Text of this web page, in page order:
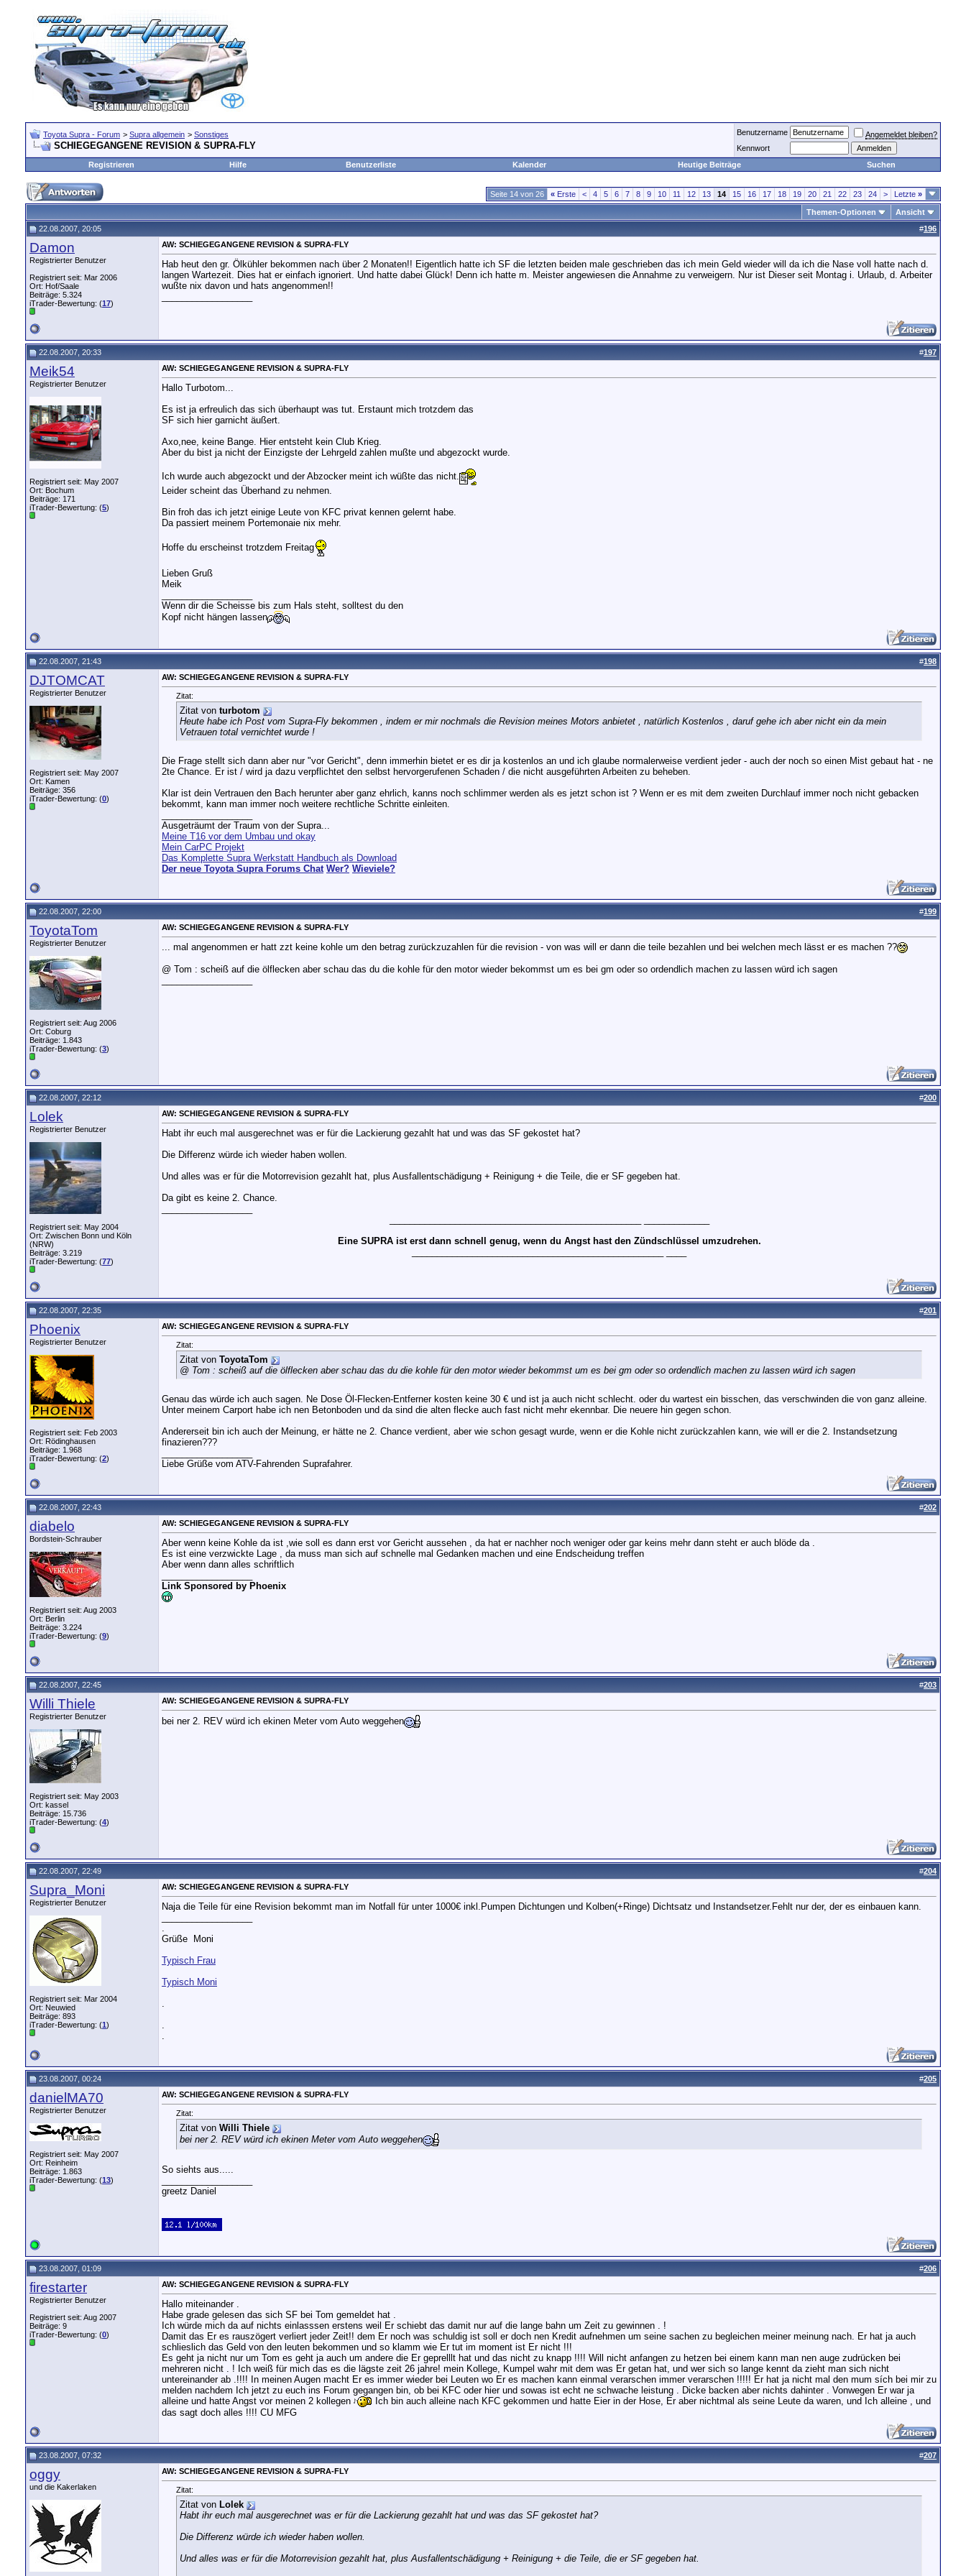
Toyota Supra - Forum > Supra allgemein > Sonstiges
SCHIEGEGANGENE REVISION & SUPRA-FLY
Benutzername
Angemeldet bleiben?
Kennwort
Registrieren
Hilfe Benutzerliste Kalender Heutige Beiträge Suchen
Seite 14 von 26 « Erste < 4 5 6 7 8 9 10 11 12 13 14 15 16 17 18 19 20 21 22 23 24 > Letzte »
Themen-Optionen
Ansicht
22.08.2007, 20:05
#196
Damon
Registrierter Benutzer
Registriert seit: Mar 2006
Ort: Hof/Saale
Beiträge: 5.324
iTrader-Bewertung: (17)
AW: SCHIEGEGANGENE REVISION & SUPRA-FLY
Hab heut den gr. Ölkühler bekommen nach über 2 Monaten!! Eigentlich hatte ich SF die letzten beiden male geschrieben das ich mein Geld wieder will da ich die Nase voll hatte nach d.
langen Wartezeit. Dies hat er einfach ignoriert. Und hatte dabei Glück! Denn ich hatte m. Meister angewiesen die Annahme zu verweigern. Nur ist Dieser seit Montag i. Urlaub, d. Arbeiter
wußte nix davon und hats angenommen!!
22.08.2007, 20:33 #197
Meik54
Registrierter Benutzer
Registriert seit: May 2007
Ort: Bochum
Beiträge: 171
iTrader-Bewertung: (5)
AW: SCHIEGEGANGENE REVISION & SUPRA-FLY
Hallo Turbotom...
Es ist ja erfreulich das sich überhaupt was tut. Erstaunt mich trotzdem das
SF sich hier garnicht äußert.
Axo,nee, keine Bange. Hier entsteht kein Club Krieg.
Aber du bist ja nicht der Einzigste der Lehrgeld zahlen mußte und abgezockt wurde.
Ich wurde auch abgezockt und der Abzocker meint ich wüßte das nicht.
Leider scheint das Überhand zu nehmen.
Bin froh das ich jetzt einige Leute von KFC privat kennen gelernt habe.
Da passiert meinem Portemonaie nix mehr.
Hoffe du erscheinst trotzdem Freitag
Lieben Gruß
Meik
Wenn dir die Scheisse bis zum Hals steht, solltest du den
Kopf nicht hängen lassen
22.08.2007, 21:43 #198
DJTOMCAT
Registrierter Benutzer
Registriert seit: May 2007
Ort: Kamen
Beiträge: 356
iTrader-Bewertung: (0)
AW: SCHIEGEGANGENE REVISION & SUPRA-FLY
Zitat:
Zitat von turbotom
Heute habe ich Post vom Supra-Fly bekommen , indem er mir nochmals die Revision meines Motors anbietet , natürlich Kostenlos , daruf gehe ich aber nicht ein da mein
Vetrauen total vernichtet wurde !
Die Frage stellt sich dann aber nur "vor Gericht", denn immerhin bietet er es dir ja kostenlos an und ich glaube normalerweise verdient jeder - auch der noch so einen Mist gebaut hat - ne
2te Chance. Er ist / wird ja dazu verpflichtet den selbst hervorgerufenen Schaden / die nicht ausgeführten Arbeiten zu beheben.
Klar ist dein Vertrauen den Bach herunter aber ganz ehrlich, kanns noch schlimmer werden als es jetzt schon ist ? Wenn er es mit dem zweiten Durchlauf immer noch nicht gebacken
bekommt, kann man immer noch weitere rechtliche Schritte einleiten.
Ausgeträumt der Traum von der Supra...
Meine T16 vor dem Umbau und okay
Mein CarPC Projekt
Das Komplette Supra Werkstatt Handbuch als Download
Der neue Toyota Supra Forums Chat Wer? Wieviele?
22.08.2007, 22:00 #199
ToyotaTom
Registrierter Benutzer
Registriert seit: Aug 2006
Ort: Coburg
Beiträge: 1.843
iTrader-Bewertung: (3)
AW: SCHIEGEGANGENE REVISION & SUPRA-FLY
... mal angenommen er hatt zzt keine kohle um den betrag zurückzuzahlen für die revision - von was will er dann die teile bezahlen und bei welchen mech lässt er es machen ??
@ Tom : scheiß auf die ölflecken aber schau das du die kohle für den motor wieder bekommst um es bei gm oder so ordendlich machen zu lassen würd ich sagen
22.08.2007, 22:12 #200
Lolek
Registrierter Benutzer
Registriert seit: May 2004
Ort: Zwischen Bonn und Köln
(NRW)
Beiträge: 3.219
iTrader-Bewertung: (77)
AW: SCHIEGEGANGENE REVISION & SUPRA-FLY
Habt ihr euch mal ausgerechnet was er für die Lackierung gezahlt hat und was das SF gekostet hat?
Die Differenz würde ich wieder haben wollen.
Und alles was er für die Motorrevision gezahlt hat, plus Ausfallentschädigung + Reinigung + die Teile, die er SF gegeben hat.
Da gibt es keine 2. Chance.
Eine SUPRA ist erst dann schnell genug, wenn du Angst hast den Zündschlüssel umzudrehen.
22.08.2007, 22:35 #201
Phoenix
Registrierter Benutzer
Registriert seit: Feb 2003
Ort: Rödinghausen
Beiträge: 1.968
iTrader-Bewertung: (2)
AW: SCHIEGEGANGENE REVISION & SUPRA-FLY
Zitat:
Zitat von ToyotaTom
@ Tom : scheiß auf die ölflecken aber schau das du die kohle für den motor wieder bekommst um es bei gm oder so ordendlich machen zu lassen würd ich sagen
Genau das würde ich auch sagen. Ne Dose Öl-Flecken-Entferner kosten keine 30 € und ist ja auch nicht schlecht. oder du wartest ein bisschen, das verschwinden die von ganz alleine.
Unter meinem Carport habe ich nen Betonboden und da sind die alten flecke auch fast nicht mehr ekennbar. Die neuere hin gegen schon.
Andererseit bin ich auch der Meinung, er hätte ne 2. Chance verdient, aber wie schon gesagt wurde, wenn er die Kohle nicht zurückzahlen kann, wie will er die 2. Instandsetzung
finazieren???
Liebe Grüße vom ATV-Fahrenden Suprafahrer.
22.08.2007, 22:43 #202
diabelo
Bordstein-Schrauber
Registriert seit: Aug 2003
Ort: Berlin
Beiträge: 3.224
iTrader-Bewertung: (9)
AW: SCHIEGEGANGENE REVISION & SUPRA-FLY
Aber wenn keine Kohle da ist ,wie soll es dann erst vor Gericht aussehen , da hat er nachher noch weniger oder gar keins mehr dann steht er auch blöde da .
Es ist eine verzwickte Lage , da muss man sich auf schnelle mal Gedanken machen und eine Endscheidung treffen
Aber wenn dann alles schriftlich
Link Sponsored by Phoenix
22.08.2007, 22:45 #203
Willi Thiele
Registrierter Benutzer
Registriert seit: May 2003
Ort: kassel
Beiträge: 15.736
iTrader-Bewertung: (4)
AW: SCHIEGEGANGENE REVISION & SUPRA-FLY
bei ner 2. REV würd ich ekinen Meter vom Auto weggehen
22.08.2007, 22:49 #204
Supra_Moni
Registrierter Benutzer
Registriert seit: Mar 2004
Ort: Neuwied
Beiträge: 893
iTrader-Bewertung: (1)
AW: SCHIEGEGANGENE REVISION & SUPRA-FLY
Naja die Teile für eine Revision bekommt man im Notfall für unter 1000€ inkl.Pumpen Dichtungen und Kolben(+Ringe) Dichtsatz und Instandsetzer.Fehlt nur der, der es einbauen kann.
.
Grüße
Moni
Typisch Frau
Typisch Moni
.
.
.
23.08.2007, 00:24 #205
danielMA70
Registrierter Benutzer
Registriert seit: May 2007
Ort: Reinheim
Beiträge: 1.863
iTrader-Bewertung: (13)
AW: SCHIEGEGANGENE REVISION & SUPRA-FLY
Zitat:
Zitat von Willi Thiele
bei ner 2. REV würd ich ekinen Meter vom Auto weggehen
So siehts aus.....
greetz Daniel
23.08.2007, 01:09 #206
firestarter
Registrierter Benutzer
Registriert seit: Aug 2007
Beiträge: 9
iTrader-Bewertung: (0)
AW: SCHIEGEGANGENE REVISION & SUPRA-FLY
Hallo miteinander .
Habe grade gelesen das sich SF bei Tom gemeldet hat .
Ich würde mich da auf nichts einlasssen erstens weil Er schiebt das damit nur auf die lange bahn um Zeit zu gewinnen . !
Damit das Er es rauszögert verliert jeder Zeit!! dem Er noch was schuldig ist soll er doch nen Kredit aufnehmen um seine sachen zu begleichen meiner meinung nach. Er hat ja auch
schlieslich das Geld von den leuten bekommen und so klamm wie Er tut im moment ist Er nicht !!!
Es geht ja nicht nur um Tom es geht ja auch um andere die Er geprelllt hat und das nicht zu knapp !!!! Will nicht anfangen zu hetzen bei einem kann man nen auge zudrücken bei
mehreren nicht . ! Ich weiß für mich das es die lägste zeit 26 jahre! mein Kollege, Kumpel wahr mit dem was Er getan hat, und wer sich so lange kennt da zieht man sich nicht
untereinander ab .!!!! In meinen Augen macht Er es immer wieder bei Leuten wo Er es machen kann einmal verarschen immer verarschen !!!!! Er hat ja nicht mal den mum sích bei mir zu
melden nachdem Ich jetzt zu euch ins Forum gegangen bin, ob bei KFC oder hier und sowas ist echt ne schwache leistung . Dicke backen aber nichts dahinter . Vonwegen Er war ja
alleine und hatte Angst vor meinen 2 kollegen
Ich bin auch alleine nach KFC gekommen und hatte Eier in der Hose, Er aber nichtmal als seine Leute da waren, und Ich alleine , und
das sagt doch alles !!!! CU MFG
23.08.2007, 07:32 #207
oggy
und die Kakerlaken
AW: SCHIEGEGANGENE REVISION & SUPRA-FLY
Zitat:
Zitat von Lolek
Habt ihr euch mal ausgerechnet was er für die Lackierung gezahlt hat und was das SF gekostet hat?
Die Differenz würde ich wieder haben wollen.
Und alles was er für die Motorrevision gezahlt hat, plus Ausfallentschädigung + Reinigung + die Teile, die er SF gegeben hat.